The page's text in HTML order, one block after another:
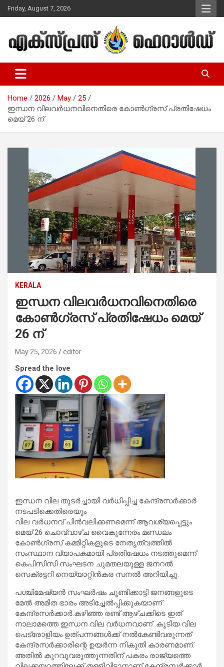
Skip
to
Friday, August 7, 2026
Express Herald – Malayalam
Christian News
Home 2026 May
25
ഇന്ധന വിലവർധനവിനെതിരെ കോൺഗ്രസ് പ്രതിഷേധം
മെയ് 26 ന്
KERALA
ഇന്ധന വിലവർധനവിനെതിരെ
കോൺഗ്രസ് പ്രതിഷേധം മെയ്
26 ന്
May 25, 2026 editor
Spread the love
ഇന്ധന വില തുടർച്ചായി വര്‍ധിപ്പിച്ച കേന്ദ്രസർക്കാർ
നടപടിക്കെതിരെയും
വില വർധനവ് പിന്‍വലിക്കണമെന്ന് ആവശ്യപ്പെട്ടും
മെയ് 26 ചൊവ്വാഴ്ച വൈകുന്നേരം മണ്ഡലം
കോണ്‍ഗ്രസ് കമ്മിറ്റികളുടെ നേതൃത്വത്തില്‍
സംസ്ഥാന വ്യാപകമായി പ്രതിഷേധം നടത്തുമെന്ന്
കെപിസിസി സംഘടന ചുമതലയുള്ള ജനറൽ
സെക്രട്ടറി നെയ്യാറ്റിൻകര സനൽ അറിയിച്ചു.
പശ്ചിമേഷ്യന്‍ സംഘര്‍ഷം ചൂണ്ടിക്കാട്ടി ജനങ്ങളുടെ
മേൽ അമിത ഭാരം അടിച്ചേൽപ്പിക്കുകയാണ്
കേന്ദ്രസർക്കാർ.കഴിഞ്ഞ രണ്ട് ആഴ്ചക്കിടെ ഇത്
നാലാമത്തെ ഇന്ധന വില വർധനവാണ്. കൂടിയ വില
പെട്രോളിയം ഉത്പന്നങ്ങള്‍ക്ക് നല്‍കേണ്ടിവരുന്നത്
കേന്ദ്രസര്‍ക്കാരിന്റെ ഉയര്‍ന്ന നികുതി കാരണമാണ്.
അതില്‍ കുറവുവരുത്തുന്നതിന് പകരം രാജ്യത്തെ